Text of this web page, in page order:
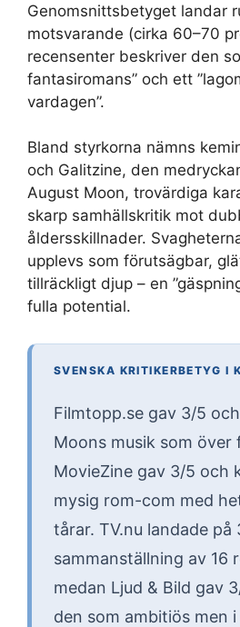
Genomsnittsbetyget landar
motsvarande (cirka 60–70
recensenter beskriver den
fantasiromans” och ett
vardagen”.
Bland styrkorna nämns
och Galitzine, den
August Moon, trovärdiga
skarp samhällskritik mot
åldersskillnader.
upplevs som förutsägbar,
tillräckligt djup – en
fulla potential.
SVENSKA KRITIKERBETYG I
Filmtopp.se gav 3/5
Moons musik som över
MovieZine gav 3/5 och
mysig rom-com med
tårar. TV.nu landade
sammanställning av 16
medan Ljud & Bild gav
den som ambitiös men